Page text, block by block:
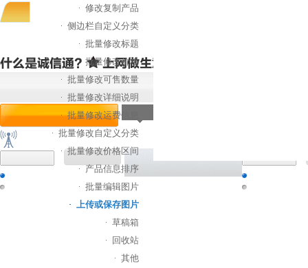
修改复制产品
侧边栏自定义分类
批量修改标题
批量修改价格
批量修改可售数量
批量修改详细说明
批量修改运费信息
批量修改自定义分类
批量修改价格区间
产品信息排序
批量编辑图片
上传或保存图片
草稿箱
回收站
其他